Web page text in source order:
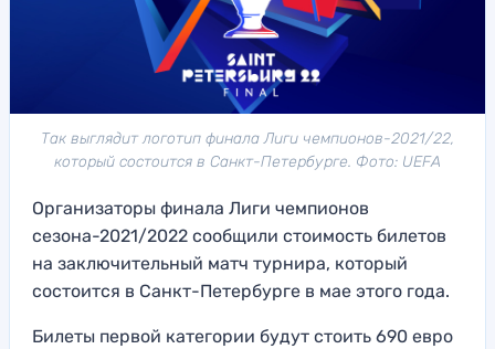
Так выглядит логотип финала Лиги чемпионов-2021/22,
который состоится в Санкт-Петербурге. Фото: UEFA
Организаторы финала Лиги чемпионов
сезона-2021/2022 сообщили стоимость билетов
на заключительный матч турнира, который
состоится в Санкт-Петербурге в мае этого года.
Билеты первой категории будут стоить 690 евро